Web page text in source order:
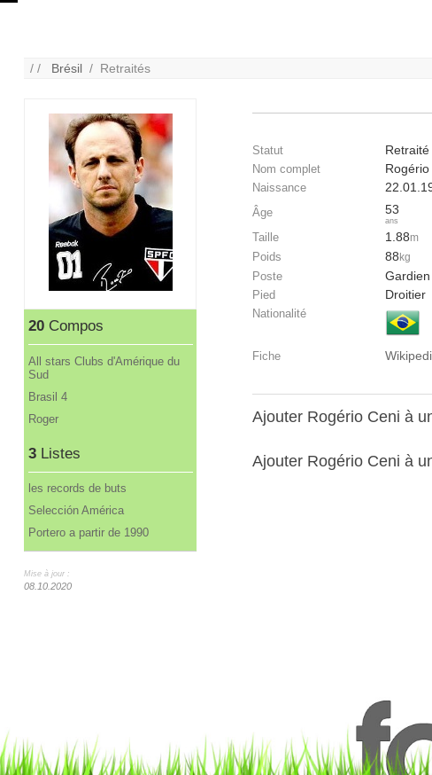
/ / Brésil / Retraités
20Compos
All stars Clubs d'Amérique du
Sud
Brasil 4
Roger
3Listes
les records de buts
Selección América
Portero a partir de 1990
Mise à jour :
08.10.2020
Statut Retraité
Nom complet
Naissance
Âge 53
ans
Taille 1.88m
Poids 88 kg
Poste Gardien
Pied Droitier
Nationalité
Fiche
Ajouter Rogério Ceni à
Ajouter Rogério Ceni à